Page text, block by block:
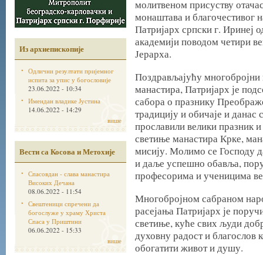
Из архиепископије
Одлични резултати пријемног
испита за упис у богословије
23.06.2022 - 10:34
Имендан владике Јустина
14.06.2022 - 14:29
више
Вести са Косова и Метохије
Спасовдан - слава манастира
Високих Дечана
08.06.2022 - 11:54
Свештеници спречени да
богослуже у храму Христа
Спаса у Приштини
06.06.2022 - 15:33
више
молитвеном присуству
монаштава и благочестивог
Патријарх српски г. Иринеј
академији поводом четири
Јерарха.
Поздрављајућу многобројни
манастира, Патријарх је
сабора о празнику
традицију и обичаје и данас
прославили велики празник
светиње манастира Крке,
мисију. Молимо се Господу
и даље успешно обавља,
професорима и ученицима
Многобројном сабраном
расејања Патријарх је
светиње, куће свих људи
духовну радост и
обогатити живот и душу.